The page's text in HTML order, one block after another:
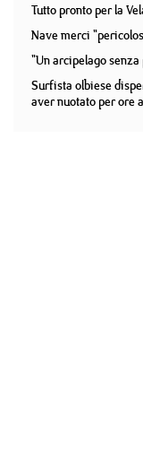
Tutto pronto per la
Nave merci
"Un arcipelago
Surfista olbiese
aver nuotato per ore